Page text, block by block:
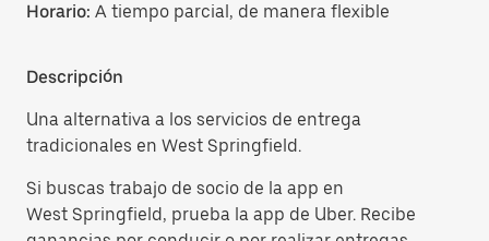
Horario: A tiempo parcial, de manera flexible
Descripción
Una alternativa a los servicios de entrega
tradicionales en West Springfield.
Si buscas trabajo de socio de la app en
West Springfield, prueba la app de Uber. Recibe